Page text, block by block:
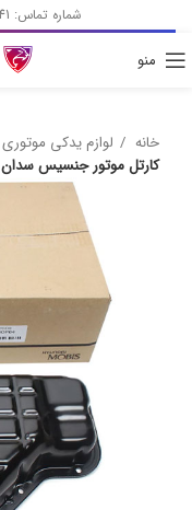
شماره تماس: 41 و 40 11 53 33 021 - 09129519421
منو
خانه لوازم یدکی موتوری
کارتل موتور جنسیس سدان 215103C600 (اصلی)